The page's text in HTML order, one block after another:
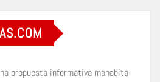
propuesta informativa manabita